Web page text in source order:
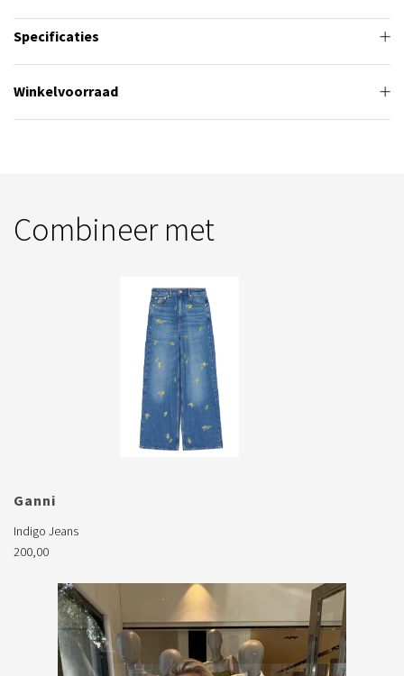
Specificaties
Winkelvoorraad
Combineer met
Ganni
Indigo Jeans
200,00